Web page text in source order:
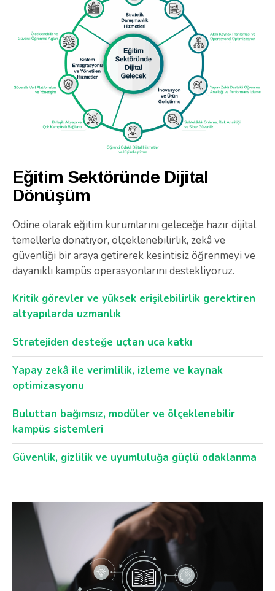
Eğitim Sektöründe Dijital
Dönüşüm
Odine olarak eğitim kurumlarını geleceğe hazır dijital
temellerle donatıyor, ölçeklenebilirlik, zekâ ve
güvenliği bir araya getirerek kesintisiz öğrenmeyi ve
dayanıklı kampüs operasyonlarını destekliyoruz.
Kritik görevler ve yüksek erişilebilirlik gerektiren
altyapılarda uzmanlık
Stratejiden desteğe uçtan uca katkı
Yapay zekâ ile verimlilik, izleme ve kaynak
optimizasyonu
Buluttan bağımsız, modüler ve ölçeklenebilir
kampüs sistemleri
Güvenlik, gizlilik ve uyumluluğa güçlü odaklanma